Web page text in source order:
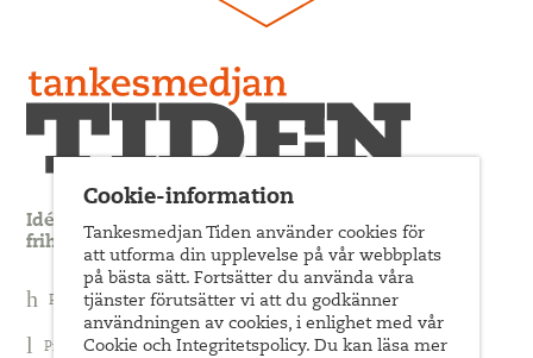
Idédebatt och analys som förnyar arbetarrörelsens
frihets- och jämlikhetssträvan
Prenumerera på nyhetsbrev
Prenumerera på Tiden Magasin
Cookie-information
Tankesmedjan Tiden använder cookies för
att utforma din upplevelse på vår webbplats
på bästa sätt. Fortsätter du använda våra
tjänster förutsätter vi att du godkänner
användningen av cookies, i enlighet med vår
Cookie och Integritetspolicy. Du kan läsa mer